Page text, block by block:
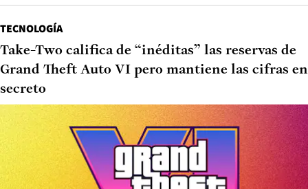
TECNOLOGÍA
Take-Two califica de “inéditas” las reservas de
Grand Theft Auto VI pero mantiene las cifras en
secreto